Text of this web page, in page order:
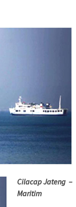
Cilacap Jateng –
Maritim